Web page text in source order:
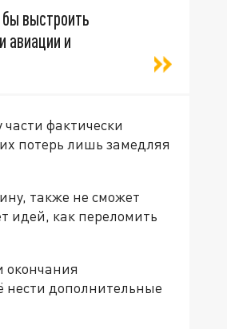
выстроить
авиации и
фактически
потерь лишь замедляя
также не сможет
идей, как переломить
окончания
нести дополнительные